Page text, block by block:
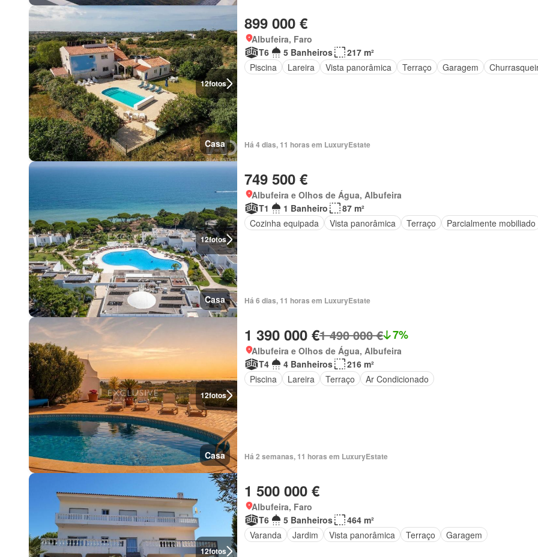
12fotos
Casa
899 000 €
Albufeira, Faro
T6
5 Banheiros
217 m²
Piscina
Lareira Vista panorâmica Terraço Garagem
Há 4 dias, 11 horas em LuxuryEstate
12fotos
Casa
749 500 €
Albufeira e Olhos de Água, Albufeira
T1
1 Banheiro
87 m²
Cozinha equipada
Vista panorâmica Terraço Parcialmente mobiliado
Há 6 dias, 11 horas em LuxuryEstate
12fotos
Casa
1 390 000 €1 490 000 € 7%
Albufeira e Olhos de Água, Albufeira
T4
4 Banheiros
216 m²
Piscina
Lareira Terraço Ar Condicionado
Há 2 semanas, 11 horas em LuxuryEstate
12fotos
1 500 000 €
Albufeira, Faro
T6
5 Banheiros
464 m²
Varanda
Jardim Vista panorâmica Terraço Garagem